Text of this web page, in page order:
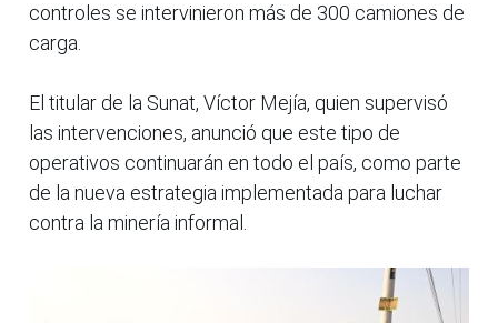
controles se intervinieron más de 300 camiones de
carga.
El titular de la Sunat, Víctor Mejía, quien supervisó
las intervenciones, anunció que este tipo de
operativos continuarán en todo el país, como parte
de la nueva estrategia implementada para luchar
contra la minería informal.